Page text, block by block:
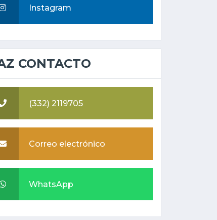
Instagram
CONTACTO
(332) 2119705
Correo electrónico
WhatsApp